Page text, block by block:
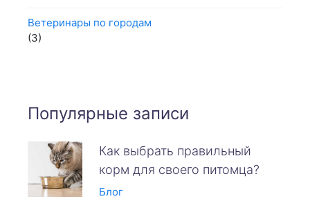
Ветеринары по городам
(3)
Популярные записи
Как выбрать правильный
корм для своего питомца?
Блог